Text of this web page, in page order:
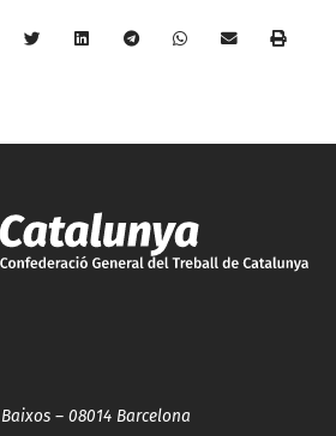
– 08014 Barcelona